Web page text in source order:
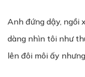
Anh đứng dậy, ngồi
dàng nhìn tôi như
lên đôi môi ấy